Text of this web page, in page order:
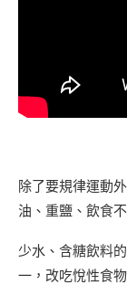
除了要規律運動
油、重鹽、飲食不
少水、含糖飲料
一，改吃悅性食